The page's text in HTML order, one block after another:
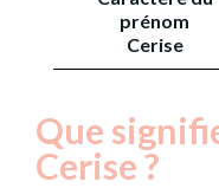
prénom
Cerise
Que
Cerise ?